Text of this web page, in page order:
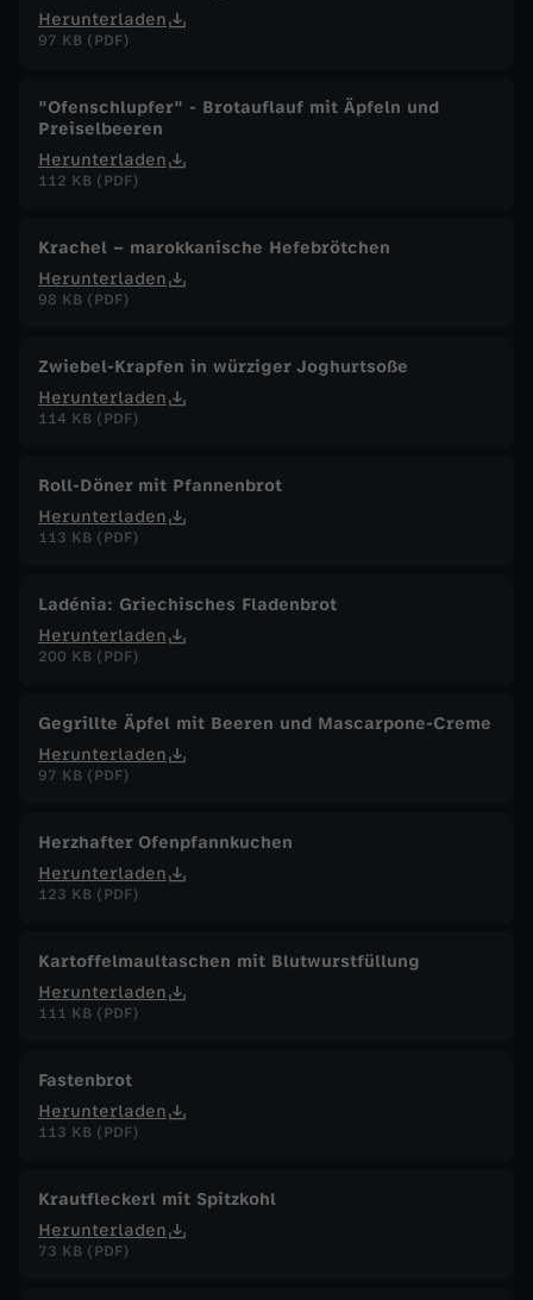
Herunterladen
97 KB (PDF)
"Ofenschlupfer" - Brotauflauf mit Äpfeln und
Preiselbeeren
Herunterladen
112 KB (PDF)
Krachel – marokkanische Hefebrötchen
Herunterladen
98 KB (PDF)
Zwiebel-Krapfen in würziger Joghurtsoße
Herunterladen
114 KB (PDF)
Roll-Döner mit Pfannenbrot
Herunterladen
113 KB (PDF)
Ladénia: Griechisches Fladenbrot
Herunterladen
200 KB (PDF)
Gegrillte Äpfel mit Beeren und Mascarpone-Creme
Herunterladen
97 KB (PDF)
Herzhafter Ofenpfannkuchen
Herunterladen
123 KB (PDF)
Kartoffelmaultaschen mit Blutwurstfüllung
Herunterladen
111 KB (PDF)
Fastenbrot
Herunterladen
113 KB (PDF)
Krautfleckerl mit Spitzkohl
Herunterladen
73 KB (PDF)